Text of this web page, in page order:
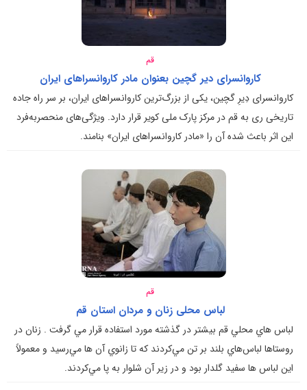
قم
کاروانسرای دیر گچین بعنوان مادر کاروانسراهای ایران
کاروانسرای دِیرِ گچین، یکی از بزرگ‌ترین کاروانسراهای ایران، بر سر راه جاده
تاریخی ری به قم در مرکز پارک ملی کویر قرار دارد. ویژگی‌های منحصربه‌فرد
این اثر باعث شده آن را «مادر کاروانسراهای ایران» بنامند.
قم
لباس محلی زنان و مردان استان قم
لباس هاي محلي قم بيشتر در گذشته مورد استفاده قرار مي گرفت . زنان در
روستاها لباس‌هاي بلند بر تن مي‌كردند كه تا زانوي آن ها مي‌رسيد و معمولاً
اين لباس ها سفيد گلدار بود و در زير آن شلوار به پا مي‌كردند.